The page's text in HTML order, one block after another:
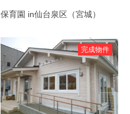
保育園 in仙台泉区（宮城）
完成物件